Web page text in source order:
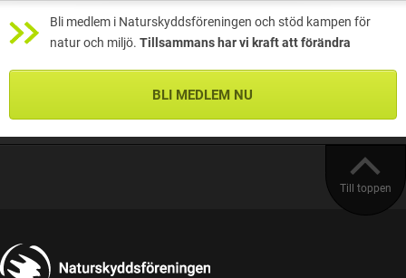
Bli medlem i Naturskyddsföreningen och stöd kampen för
natur och miljö. Tillsammans har vi kraft att förändra
BLI MEDLEM NU
Till toppen